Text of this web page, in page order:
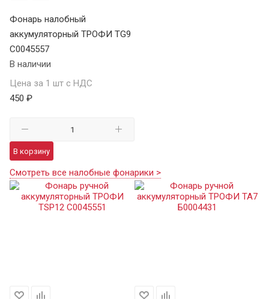
Фонарь налобный
аккумуляторный ТРОФИ TG9
C0045557
В наличии
Цена за 1 шт с НДС
450 ₽
В корзину
Смотреть все налобные фонарики >